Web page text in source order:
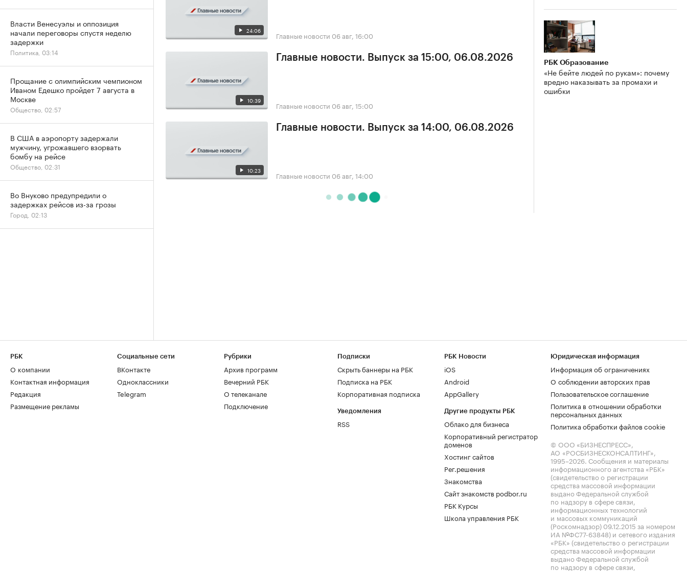
24:06 Главные новости 06 авг, 16:00
10:39
Главные новости. Выпуск за 15:00, 06.08.2026
Главные новости 06 авг, 15:00
10:23
Главные новости. Выпуск за 14:00, 06.08.2026
Главные новости 06 авг, 14:00
РБК Образование
«Не бейте людей по рукам»: почему
вредно наказывать за промахи и
ошибки
Власти Венесуэлы и оппозиция
начали переговоры спустя неделю
задержки
Политика, 03:14
Прощание с олимпийским чемпионом
Иваном Едешко пройдет 7 августа в
Москве
Общество, 02:57
В США в аэропорту задержали
мужчину, угрожавшего взорвать
бомбу на рейсе
Общество, 02:31
Во Внуково предупредили о
задержках рейсов из-за грозы
Город, 02:13
РБК
О компании
Контактная информация
Редакция
Размещение рекламы
Социальные сети
ВКонтакте
Одноклассники
Telegram
Рубрики
Архив программ
Вечерний РБК
О телеканале
Подключение
Подписки
Скрыть баннеры на РБК
Подписка на РБК
Корпоративная подписка
Уведомления
RSS
РБК Новости
iOS
Android
AppGallery
Другие продукты РБК
Облако для бизнеса
Корпоративный регистратор
доменов
Хостинг сайтов
Рег.решения
Знакомства
Сайт знакомств podbor.ru
РБК Курсы
Школа управления РБК
Юридическая информация
Информация об ограничениях
О соблюдении авторских прав
Пользовательское соглашение
Политика в отношении обработки
персональных данных
Политика обработки файлов cookie
© ООО «БИЗНЕСПРЕСС»,
АО «РОСБИЗНЕСКОНСАЛТИНГ»,
1995–2026. Сообщения и материалы
информационного агентства «РБК»
(свидетельство о регистрации
средства массовой информации
выдано Федеральной службой
по надзору в сфере связи,
информационных технологий
и массовых коммуникаций
(Роскомнадзор) 09.12.2015 за номером
ИА №ФС77-63848) и сетевого издания
«РБК» (свидетельство о регистрации
средства массовой информации
выдано Федеральной службой
по надзору в сфере связи,